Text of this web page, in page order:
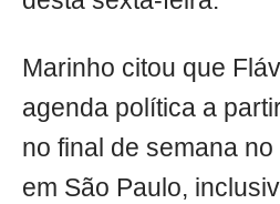
Marinho citou que
agenda política a
no final de semana
em São Paulo,